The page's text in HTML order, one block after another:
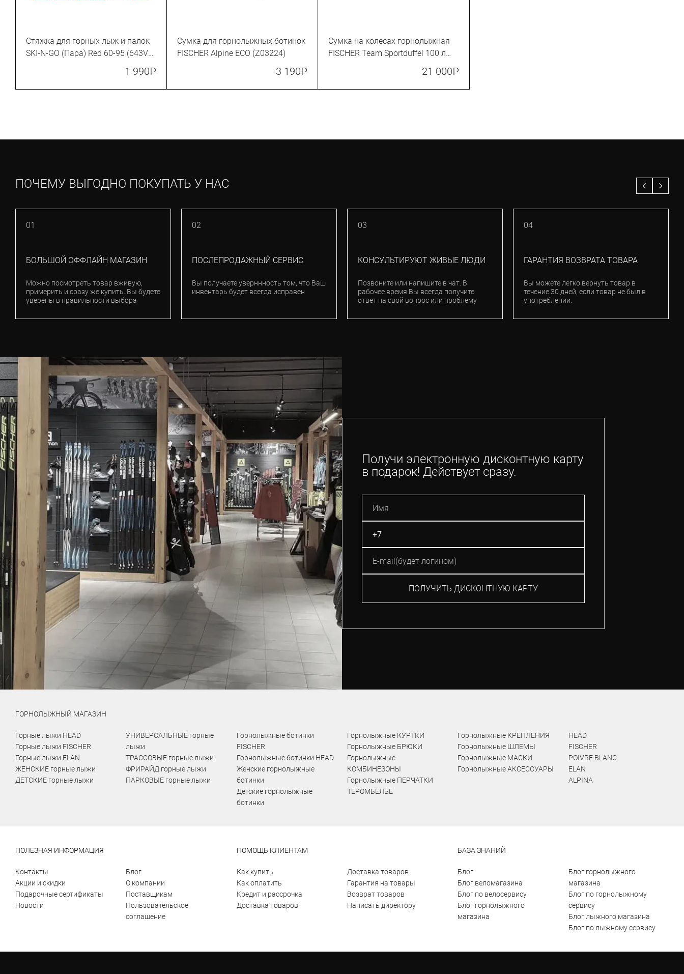
Стяжка для горных лыж и палок
SKI-N-GO (Пара) Red 60-95 (643VZ-
1 990₽
Сумка для горнолыжных ботинок
FISCHER Alpine ECO (Z03224)
3 190₽
Сумка на колесах горнолыжная
FISCHER Team Sportduffel 100 л
21 000₽
ПОЧЕМУ ВЫГОДНО ПОКУПАТЬ У НАС
01
БОЛЬШОЙ ОФФЛАЙН МАГАЗИН
Можно посмотреть товар вживую,
примерить и сразу же купить. Вы будете
уверены в правильности выбора
02
ПОСЛЕПРОДАЖНЫЙ СЕРВИС
Вы получаете уверннность том, что Ваш
инвентарь будет всегда исправен
03
КОНСУЛЬТИРУЮТ ЖИВЫЕ ЛЮДИ
Позвоните или напишите в чат. В
рабочее время Вы всегда получите
ответ на свой вопрос или проблему
04
ГАРАНТИЯ ВОЗВРАТА ТОВАРА
Вы можете легко вернуть товар в
течение 30 дней, если товар не был в
употреблении.
Получи электронную дисконтную карту
в подарок! Действует сразу.
ПОЛУЧИТЬ ДИСКОНТНУЮ КАРТУ
ГОРНОЛЫЖНЫЙ МАГАЗИН
Горные лыжи HEAD
Горные лыжи FISCHER
Горные лыжи ELAN
ЖЕНСКИЕ горные лыжи
ДЕТСКИЕ горные лыжи
УНИВЕРСАЛЬНЫЕ горные
лыжи
ТРАССОВЫЕ горные лыжи
ФРИРАЙД горные лыжи
ПАРКОВЫЕ горные лыжи
Горнолыжные ботинки
FISCHER
Горнолыжные ботинки HEAD
Женские горнолыжные
ботинки
Детские горнолыжные
ботинки
Горнолыжные КУРТКИ
Горнолыжные БРЮКИ
Горнолыжные
КОМБИНЕЗОНЫ
Горнолыжные ПЕРЧАТКИ
ТЕРОМБЕЛЬЕ
Горнолыжные КРЕПЛЕНИЯ
Горнолыжные ШЛЕМЫ
Горнолыжные МАСКИ
Горнолыжные АКСЕССУАРЫ
HEAD
FISCHER
POIVRE BLANC
ELAN
ALPINA
ПОЛЕЗНАЯ ИНФОРМАЦИЯ
Контакты
Акции и скидки
Подарочные сертификаты
Новости
Блог
О компании
Поставщикам
Пользовательское
соглашение
ПОМОЩЬ КЛИЕНТАМ
Как купить
Как оплатить
Кредит и рассрочка
Доставка товаров
Доставка товаров
Гарантия на товары
Возврат товаров
Написать директору
БАЗА ЗНАНИЙ
Блог
Блог веломагазина
Блог по велосервису
Блог горнолыжного
магазина
Блог горнолыжного
магазина
Блог по горнолыжному
сервису
Блог лыжного магазина
Блог по лыжному сервису